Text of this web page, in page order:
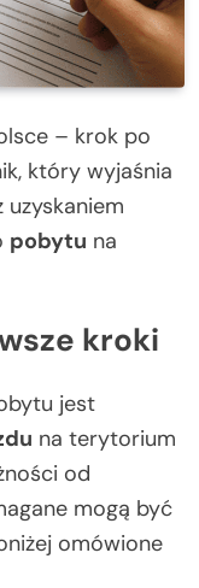
– krok po
który wyjaśnia
uzyskaniem
pobytu na
kroki
jest
na terytorium
od
mogą być
omówione